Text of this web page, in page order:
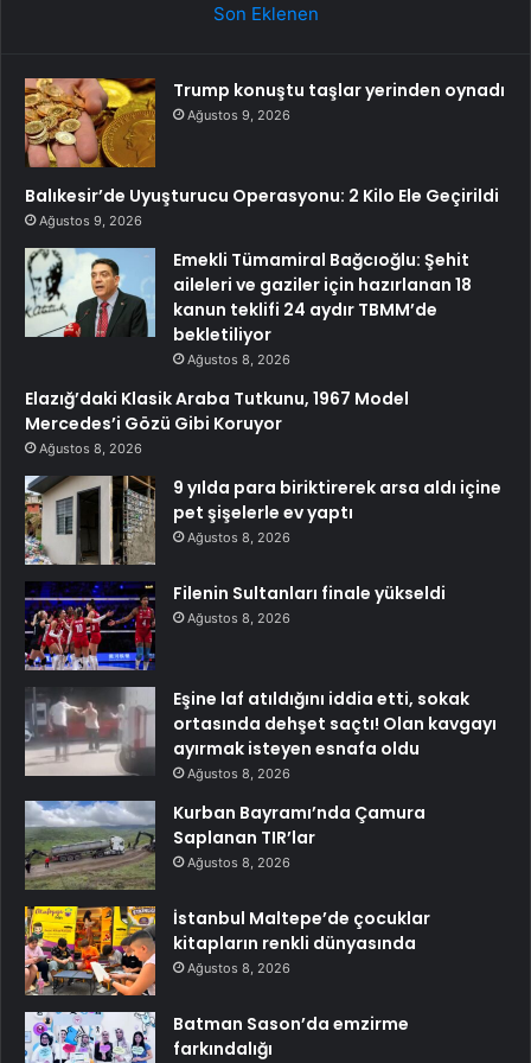
Son Eklenen
Trump konuştu taşlar yerinden oynadı
Ağustos 9, 2026
Balıkesir’de Uyuşturucu Operasyonu: 2 Kilo Ele Geçirildi
Ağustos 9, 2026
Emekli Tümamiral Bağcıoğlu: Şehit
aileleri ve gaziler için hazırlanan 18
kanun teklifi 24 aydır TBMM’de
bekletiliyor
Ağustos 8, 2026
Elazığ’daki Klasik Araba Tutkunu, 1967 Model
Mercedes’i Gözü Gibi Koruyor
Ağustos 8, 2026
9 yılda para biriktirerek arsa aldı içine
pet şişelerle ev yaptı
Ağustos 8, 2026
Filenin Sultanları finale yükseldi
Ağustos 8, 2026
Eşine laf atıldığını iddia etti, sokak
ortasında dehşet saçtı! Olan kavgayı
ayırmak isteyen esnafa oldu
Ağustos 8, 2026
Kurban Bayramı’nda Çamura
Saplanan TIR’lar
Ağustos 8, 2026
İstanbul Maltepe’de çocuklar
kitapların renkli dünyasında
Ağustos 8, 2026
Batman Sason’da emzirme
farkındalığı